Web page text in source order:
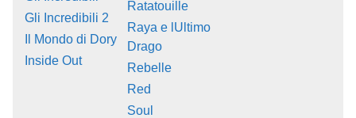
Gli Incredibili 2
Il Mondo di Dory
Inside Out
Ratatouille
Raya e lUltimo
Drago
Rebelle
Red
Soul